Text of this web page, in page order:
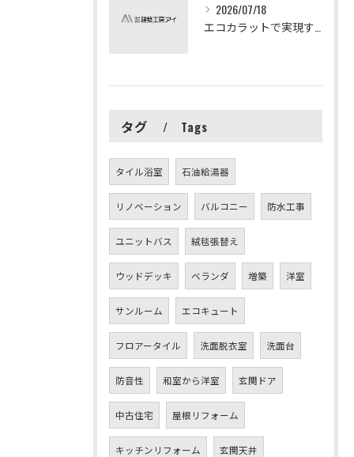
2026/07/18
タグ Tags
タイル浴室 石油給湯器
リノベーション バルコニー 防水工事
ユニットバス 絨毯張替え
ウッドデッキ ベランダ 増築 洋室
サンルーム エコキュート
フロアータイル 洗面脱衣室 洗面台
防音性 和室から洋室 玄関ドア
中古住宅 屋根リフォーム
キッチンリフォーム 玄関天井